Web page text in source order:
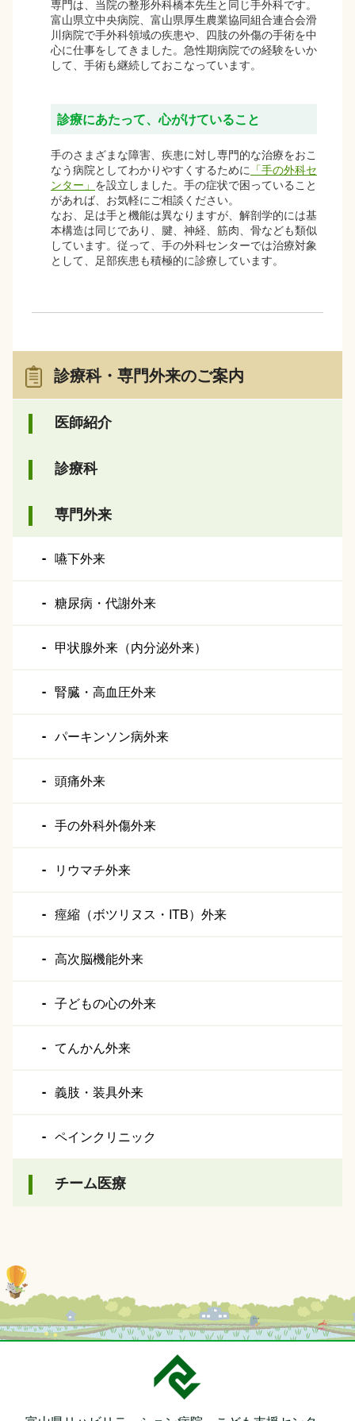
専門は、当院の整形外科橋本先生と同じ手外科です。
富山県立中央病院、富山県厚生農業協同組合連合会滑
川病院で手外科領域の疾患や、四肢の外傷の手術を中
心に仕事をしてきました。急性期病院での経験をいか
して、手術も継続しておこなっています。
診療にあたって、心がけていること
手のさまざまな障害、疾患に対し専門的な治療をおこ
なう病院としてわかりやすくするために 「手の外科セ
ンター」 を設立しました。手の症状で困っていること
があれば、お気軽にご相談ください。
なお、足は手と機能は異なりますが、解剖学的には基
本構造は同じであり、腱、神経、筋肉、骨なども類似
しています。従って、手の外科センターでは治療対象
として、足部疾患も積極的に診療しています。
診療科・専門外来のご案内
医師紹介
診療科
専門外来
嚥下外来
糖尿病・代謝外来
甲状腺外来（内分泌外来）
腎臓・高血圧外来
パーキンソン病外来
頭痛外来
手の外科外傷外来
リウマチ外来
痙縮（ボツリヌス・ITB）外来
高次脳機能外来
子どもの心の外来
てんかん外来
義肢・装具外来
ペインクリニック
チーム医療